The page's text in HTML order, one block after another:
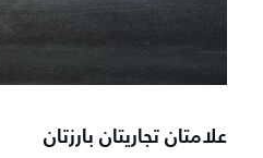
علامتان تجاريتان بارزتان